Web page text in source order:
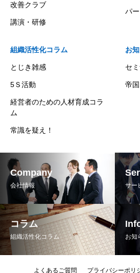
改善クラブ
講演・研修
パ
組織活性化コラム
とじき雑感
5Ｓ活動
経営者のための人材育成コラ
ム
常識を疑え！
お
セ
帝
Company
会社情報 サー
コラム
組織活性化コラム お知
よくあるご質問 プライバシーポリ